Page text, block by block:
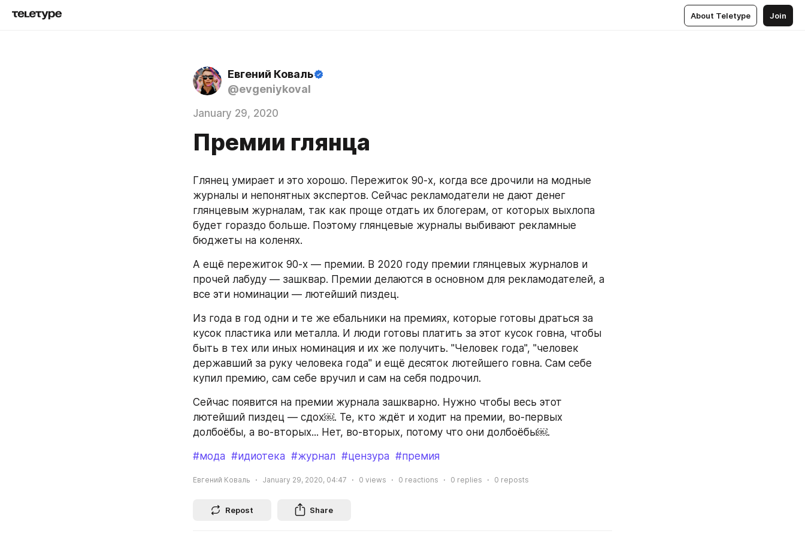
About Teletype Join
Евгений Коваль
@evgeniykoval
January 29, 2020
Премии глянца
Глянец умирает и это хорошо. Пережиток 90-х, когда все дрочили на модные
журналы и непонятных экспертов. Сейчас рекламодатели не дают денег
глянцевым журналам, так как проще отдать их блогерам, от которых выхлопа
будет гораздо больше. Поэтому глянцевые журналы выбивают рекламные
бюджеты на коленях.
А ещё пережиток 90-х — премии. В 2020 году премии глянцевых журналов и
прочей лабуду — зашквар. Премии делаются в основном для рекламодателей, а
все эти номинации — лютейший пиздец.
Из года в год одни и те же ебальники на премиях, которые готовы драться за
кусок пластика или металла. И люди готовы платить за этот кусок говна, чтобы
быть в тех или иных номинация и их же получить. "Человек года", "человек
державший за руку человека года" и ещё десяток лютейшего говна. Сам себе
купил премию, сам себе вручил и сам на себя подрочил.
Сейчас появится на премии журнала зашкварно. Нужно чтобы весь этот
лютейший пиздец — сдох￼. Те, кто ждёт и ходит на премии, во-первых
долбоёбы, а во-вторых... Нет, во-вторых, потому что они долбоёбы￼.
#мода #идиотека #журнал #цензура #премия
Евгений Коваль January 29, 2020, 04:47 0 views 0 reactions 0 replies 0 reposts
Repost Share